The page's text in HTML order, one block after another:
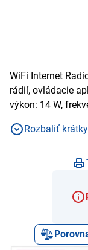
WiFi Internet
rádií, ovládacie
výkon: 14 W,
Rozbaliť